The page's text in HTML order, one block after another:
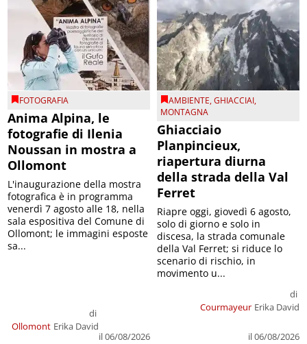
FOTOGRAFIA
Anima Alpina, le
fotografie di Ilenia
Noussan in mostra a
Ollomont
Ollomont
di
Erika David
il 06/08/2026
L'inaugurazione della mostra
fotografica è in programma
venerdì 7 agosto alle 18, nella
sala espositiva del Comune di
Ollomont; le immagini esposte
sa...
AMBIENTE,GHIACCIAI,
MONTAGNA
Ghiacciaio
Planpincieux,
riapertura diurna
della strada della Val
Ferret
Courmayeur
di
Erika David
il 06/08/2026
Riapre oggi, giovedì 6 agosto,
solo di giorno e solo in
discesa, la strada comunale
della Val Ferret; si riduce lo
scenario di rischio, in
movimento u...